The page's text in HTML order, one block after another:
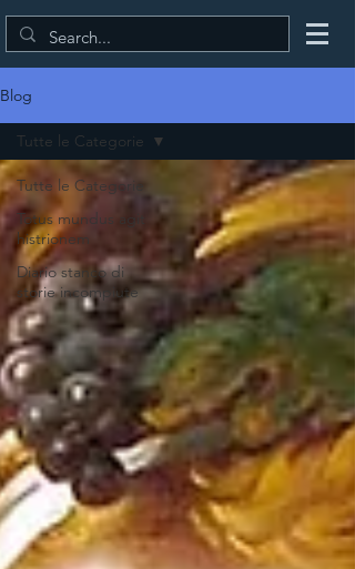
Blog
Tutte le Categorie
Totus mundus agit
histrionem
Diario stanco di
storie incompiute
Tutte le Categorie